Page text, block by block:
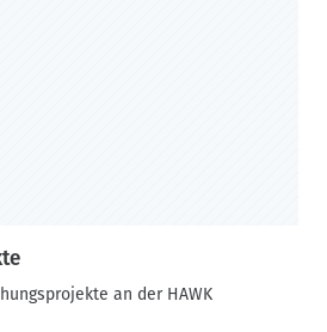
an der HAWK